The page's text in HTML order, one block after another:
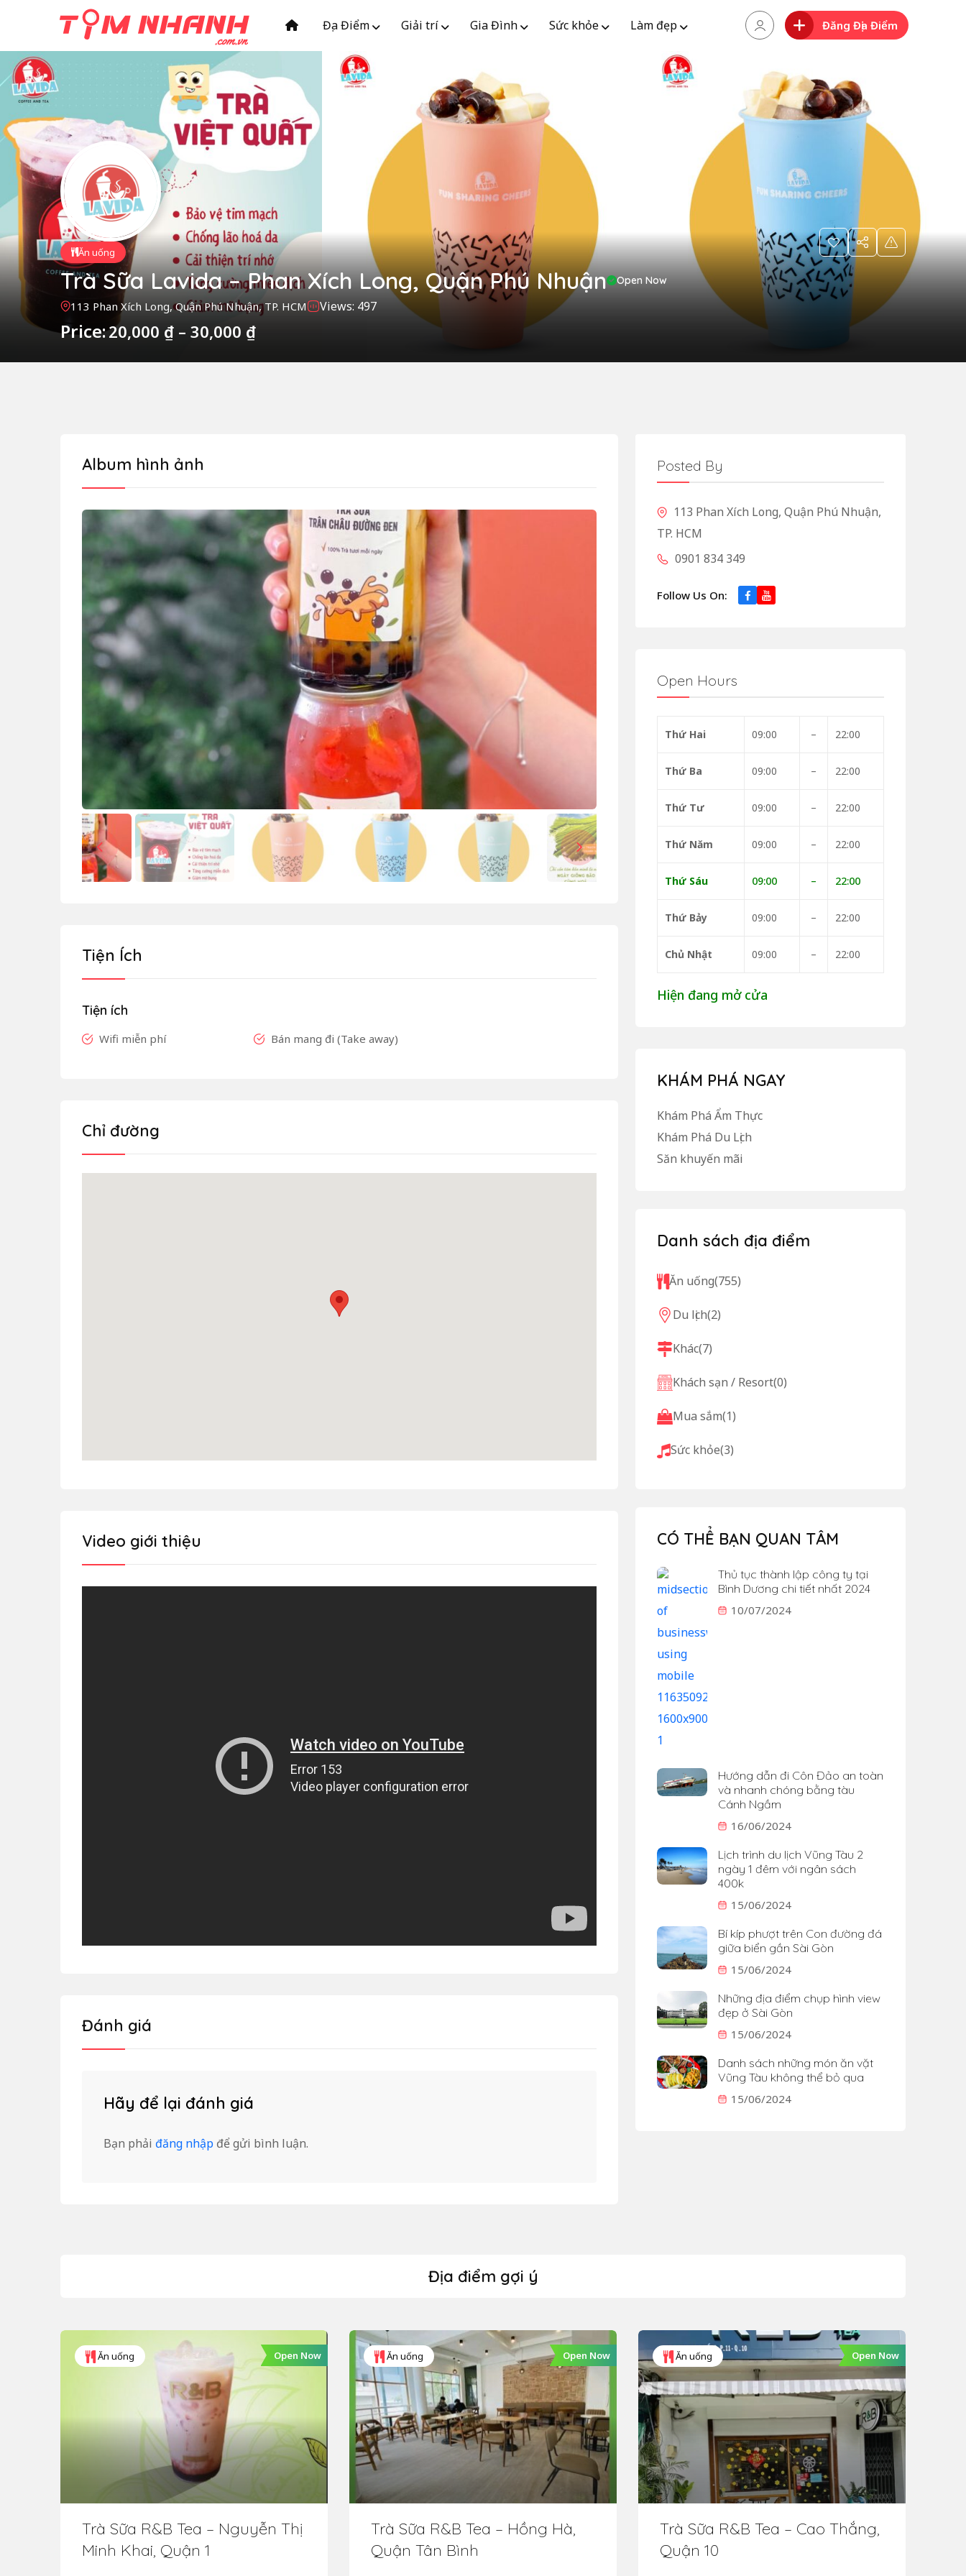
Địa Điểm Giải trí Gia Đình Sức khỏe Làm đẹp Đăng Địa Điểm
Ăn uống
Trà Sữa Lavida – Phan Xích Long, Quận Phú Nhuận Open Now
113 Phan Xích Long, Quận Phú Nhuận, TP. HCM Views: 497
Price:20,000 ₫ – 30,000 ₫
Album hình ảnh
Tiện Ích
Tiện ích
Wifi miễn phí Bán mang đi (Take away)
Chỉ đường
Video giới thiệu
Đánh giá
Hãy để lại đánh giá
Bạn phải đăng nhập để gửi bình luận.
Posted By
113 Phan Xích Long, Quận Phú Nhuận,
TP. HCM
0901 834 349
Follow Us On:
Open Hours
Thứ Hai 09:00 – 22:00
Thứ Ba 09:00 – 22:00
Thứ Tư 09:00 – 22:00
Thứ Năm 09:00 – 22:00
Thứ Sáu 09:00 – 22:00
Thứ Bảy 09:00 – 22:00
Chủ Nhật 09:00 – 22:00
Hiện đang mở cửa
KHÁM PHÁ NGAY
Khám Phá Ẩm Thực
Khám Phá Du Lịch
Săn khuyến mãi
Danh sách địa điểm
Ăn uống(755)
Du lịch(2)
Khác(7)
Khách sạn / Resort(0)
Mua sắm(1)
Sức khỏe(3)
CÓ THỂ BẠN QUAN TÂM
Thủ tục thành lập công ty tại
Bình Dương chi tiết nhất 2024
10/07/2024
Hướng dẫn đi Côn Đảo an toàn
và nhanh chóng bằng tàu
Cánh Ngầm
16/06/2024
Lịch trình du lịch Vũng Tàu 2
ngày 1 đêm với ngân sách
400k
15/06/2024
Bí kíp phượt trên Con đường đá
giữa biển gần Sài Gòn
15/06/2024
Những địa điểm chụp hình view
đẹp ở Sài Gòn
15/06/2024
Danh sách những món ăn vặt
Vũng Tàu không thể bỏ qua
15/06/2024
Địa điểm gợi ý
Ăn uống Open Now
Trà Sữa R&B Tea – Nguyễn Thị
Minh Khai, Quận 1
Ăn uống Open Now
Trà Sữa R&B Tea – Hồng Hà,
Quận Tân Bình
Ăn uống Open Now
Trà Sữa R&B Tea – Cao Thắng,
Quận 10